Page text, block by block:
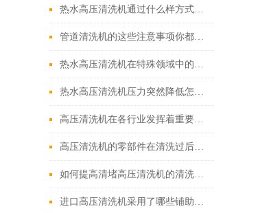
热水高压清洗机通过什么样方式来实现增压呢
管道清洗机的这些注意事项你都落实到位了吗
热水高压清洗机在特殊领域中的应用
热水高压清洗机压力突然降低怎么回事
高压清洗机在各行业发挥着重要的作用
高压清洗机的零部件在清洗过后还需要注意什么
如何提高清堵高压清洗机的清洗效果？
进口高压清洗机采用了哪些铺助系统